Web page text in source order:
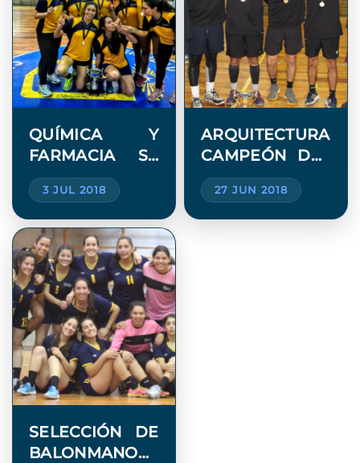
QUÍMICA Y
FARMACIA SE
CONSAGRO
BICAMPEON EN
EL
INTERESCUELA
DE
BALONMANO
FEMENINO
3 JUL 2018
ARQUITECTURA
CAMPEÓN DEL
INTER-ESCUELA
DE VOLEIBOL
VARONES
27 JUN 2018
SELECCIÓN DE
BALONMANO